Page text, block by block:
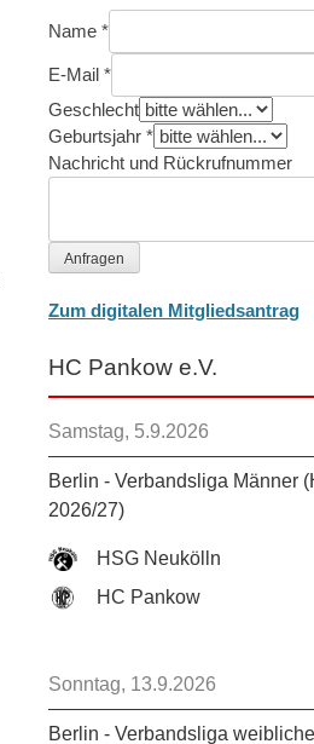
Name *
E-Mail *
Geschlecht
Geburtsjahr *
Nachricht und Rückrufnummer
Anfragen
Zum digitalen Mitgliedsantrag
HC Pankow e.V.
Samstag, 5.9.2026
Berlin - Verbandsliga Männer
2026/27)
HSG Neukölln
HC Pankow
Sonntag, 13.9.2026
Berlin - Verbandsliga